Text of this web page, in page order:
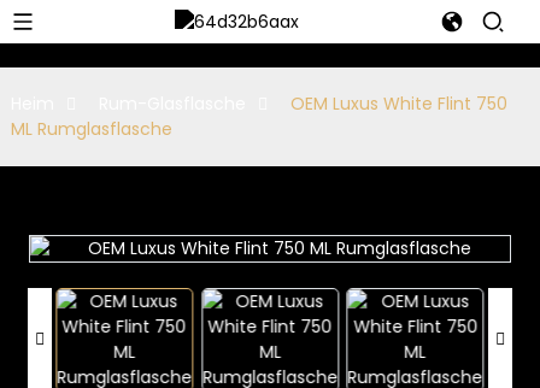
OEM Luxus White Flint 750
ML Rumglasflasche